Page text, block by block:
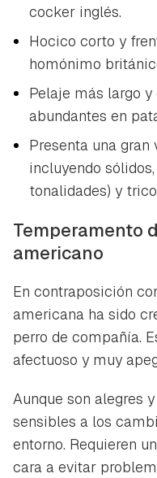
Guardar como
Para poder guardar
iniciar sesión con tu
INICIAR SESIÓN
cocker inglés.
Hocico corto y
homónimo
Pelaje más largo
abundantes en
Presenta una gran
incluyendo
tonalidades) y
Temperamento
americano
En contraposición
americana ha sido
perro de compañía.
afectuoso y muy
Aunque son alegres
sensibles a los
entorno. Requieren
cara a evitar
Contenido
Gracias por